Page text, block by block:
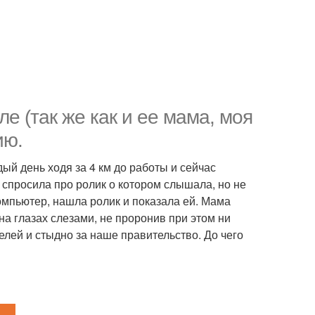
(так же как и ее мама, моя
день ходя за 4 км до работы и сейчас
про ролик о котором слышала, но не
нашла ролик и показала ей. Мама
глазах слезами, не проронив при этом ни
и стыдно за наше правительство. До чего